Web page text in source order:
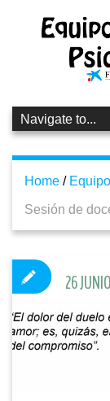
Home /
Sesión de
26